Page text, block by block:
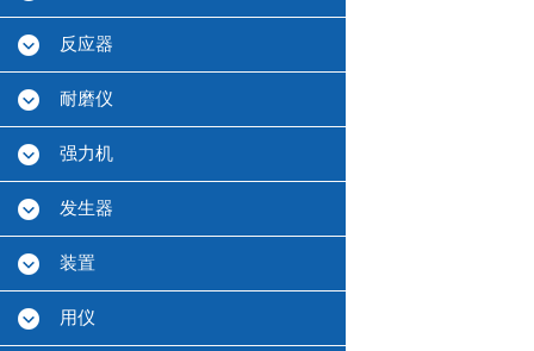
反应器
耐磨仪
强力机
发生器
装置
用仪